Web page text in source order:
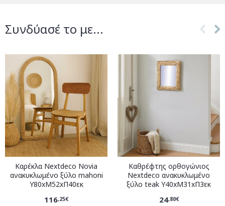
Συνδύασέ το με...
Καρέκλα Nextdeco Novia
ανακυκλωμένο ξύλο mahoni
Υ80xM52xΠ40εκ
116,25€
Καθρέφτης ορθογώνιος
Nextdeco ανακυκλωμένο
ξύλο teak Υ40xM31xΠ3εκ
24,80€